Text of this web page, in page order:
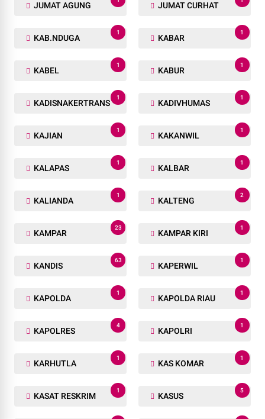
JUMAT AGUNG JUMAT CURHAT
KAB.NDUGA
1
KABAR
1
KABEL
1
KABUR
1
KADISNAKERTRANS
1
KADIVHUMAS
1
KAJIAN
1
KAKANWIL
1
KALAPAS
1
KALBAR
1
KALIANDA
1
KALTENG
2
KAMPAR
23
KAMPAR KIRI
1
KANDIS
63
KAPERWIL
1
KAPOLDA
1
KAPOLDA RIAU
1
KAPOLRES
4
KAPOLRI
1
KARHUTLA
1
KAS KOMAR
1
KASAT RESKRIM
1
KASUS
5